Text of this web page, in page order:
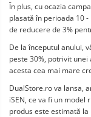
În plus, cu ocazia
plasată în perioada 10
de reducere de 3%
De la începutul anului,
peste 30%, potrivit
acesta cea mai mare
DualStore.ro va lansa,
iSEN, ce va fi un
produs este estimată